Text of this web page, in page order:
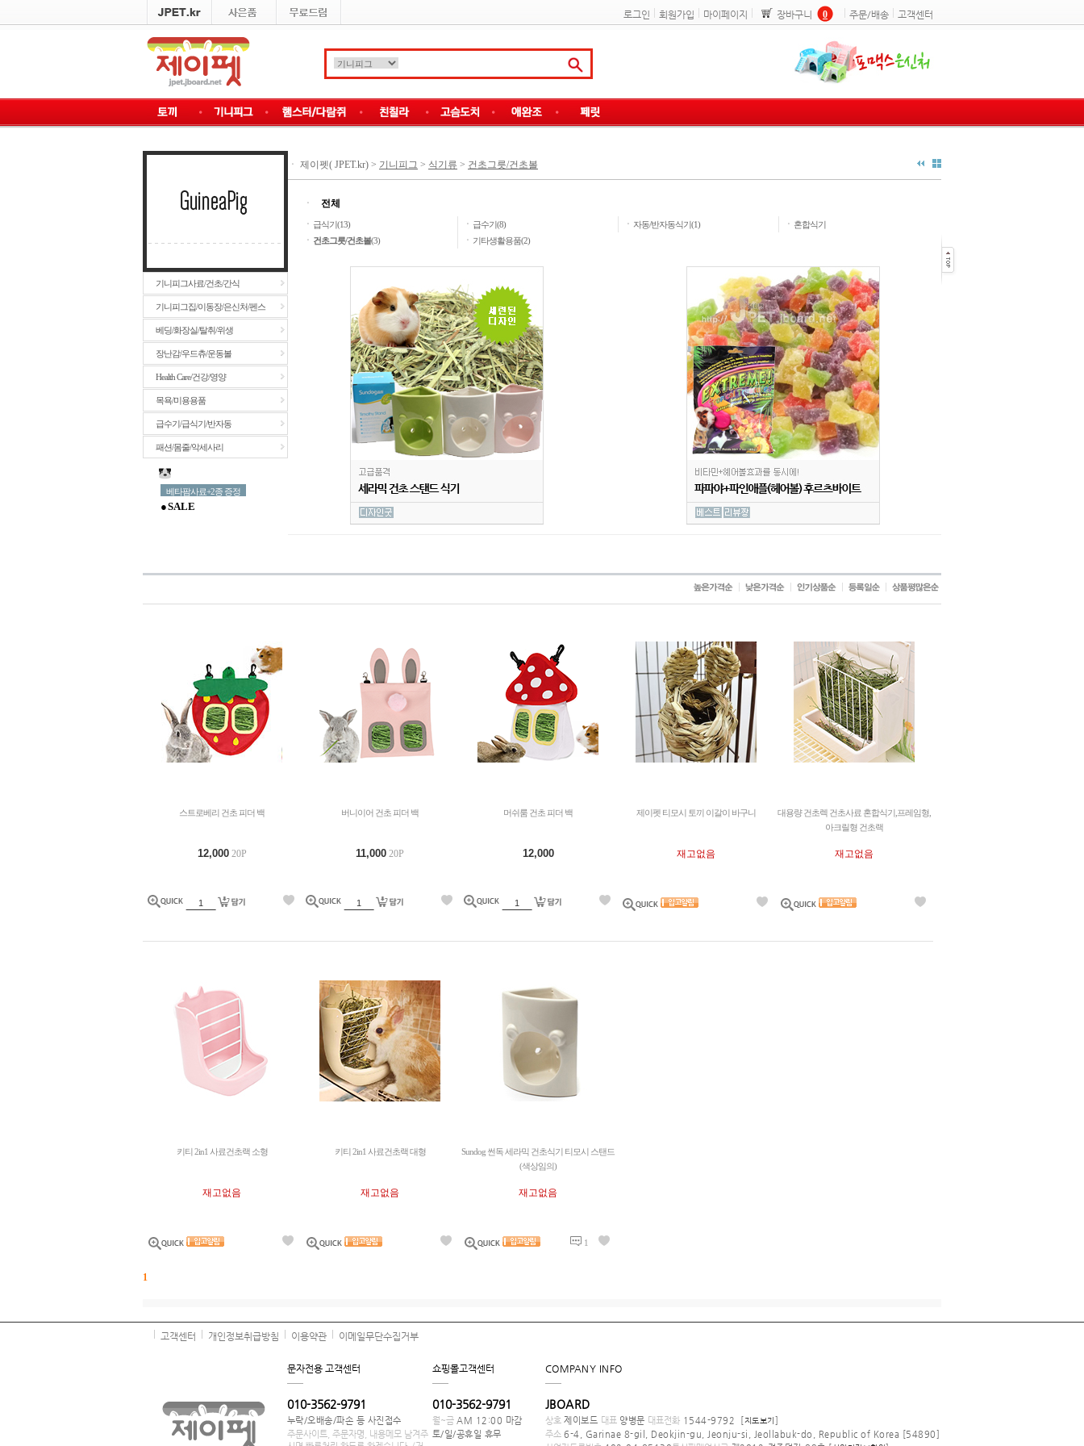
로그인 회원가입 마이페이지 장바구니 0 주문/배송 고객센터
기니피그사료/건초/간식
기니피그집/이동장/은신처/펜스
베딩/화장실/탈취/위생
장난감/우드츄/운동볼
Health Care/건강/영양
목욕/미용용품
급수기/급식기/반자동
패션/몸줄/악세사리
베타팜사료+2종 증정
● S A L E
ㆍ 제이펫( JPET.kr) > 기니피그 > 식기류 > 건초그릇/건초볼
ㆍ
전체
ㆍ 급식기(13) ㆍ 급수기(8) ㆍ 자동/반자동식기(1) ㆍ 혼합식기
ㆍ 건초그릇/건초볼(3) ㆍ 기타생활용품(2)
스트로베리 건초 피더 백
12,000 20P
버니이어 건초 피더 백
11,000 20P
머쉬룸 건초 피더 백
12,000
제이펫 티모시 토끼 이갈이 바구니
재고없음
대용량 건초렉 건초사료 혼합식기,프레임형,
아크릴형 건초랙
재고없음
키티 2in1 사료건초랙 소형
재고없음
키티 2in1 사료건초랙 대형
재고없음
Sundog 썬독 세라믹 건초식기 티모시 스탠드
(색상임의)
재고없음
1
1
고객센터 개인정보취급방침 이용약관 이메일무단수집거부
문자전용 고객센터
010-3562-9791
누락/오배송/파손 등 사진접수
주문사이트, 주문자명, 내용메모 남겨주
쇼핑몰고객센터
010-3562-9791
월~금AM 12:00 마감
토/일/공휴일 휴무
COMPANY INFO
JBOARD
상호제이보드 대표양병문 대표전화 1544-9792 [지도보기 ]
주소6-4, Garinae 8-gil, Deokjin-gu, Jeonju-si, Jeollabuk-do, Republic of Korea [54890]